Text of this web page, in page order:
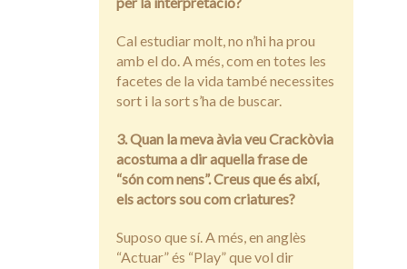
Cal estudiar molt, no n’hi ha prou
amb el do. A més, com en totes les
facetes de la vida també necessites
sort i la sort s’ha de buscar.
3. Quan la meva àvia veu Crackòvia
acostuma a dir aquella frase de
“són com nens”. Creus que és així,
els actors sou com criatures?
Suposo que sí. A més, en anglès
“Actuar” és “Play” que vol dir